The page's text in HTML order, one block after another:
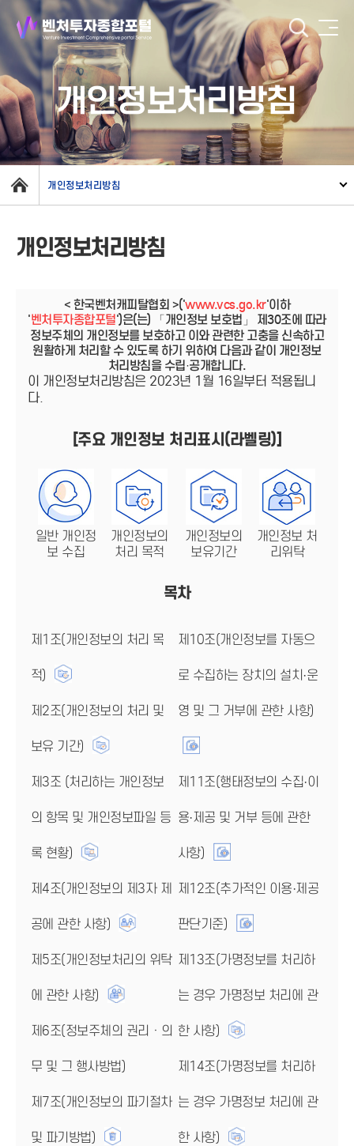
개인정보처리방침
개인정보처리방침
개인정보처리방침
< 한국벤처캐피탈협회 >('www.vcs.go.kr'이하
'벤처투자종합포털')은(는) 「개인정보 보호법」 제30조에 따라
정보주체의 개인정보를 보호하고 이와 관련한 고충을 신속하고
원활하게 처리할 수 있도록 하기 위하여 다음과 같이 개인정보
처리방침을 수립·공개합니다.
이 개인정보처리방침은 2023년 1월 16일부터 적용됩니
다.
[주요 개인정보 처리표시(라벨링)]
일반 개인정
보 수집
개인정보의
처리 목적
개인정보의
보유기간
개인정보 처
리위탁
목차
제1조(개인정보의 처리 목
적)
제2조(개인정보의 처리 및
보유 기간)
제3조 (처리하는 개인정보
의 항목 및 개인정보파일 등
록 현황)
제4조(개인정보의 제3자 제
공에 관한 사항)
제5조(개인정보처리의 위탁
에 관한 사항)
제6조(정보주체의 권리ㆍ의
무 및 그 행사방법)
제7조(개인정보의 파기절차
및 파기방법)
제10조(개인정보를 자동으
로 수집하는 장치의 설치·운
영 및 그 거부에 관한 사항)
제11조(행태정보의 수집·이
용·제공 및 거부 등에 관한
사항)
제12조(추가적인 이용·제공
판단기준)
제13조(가명정보를 처리하
는 경우 가명정보 처리에 관
한 사항)
제14조(가명정보를 처리하
는 경우 가명정보 처리에 관
한 사항)